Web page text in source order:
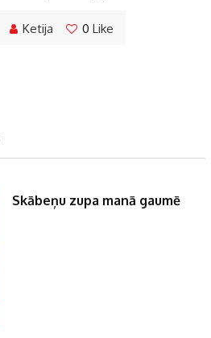
Ketija 0 Like
Skābeņu zupa manā gaumē